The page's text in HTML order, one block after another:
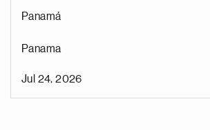
Panamá
Panama
Jul 24, 2026